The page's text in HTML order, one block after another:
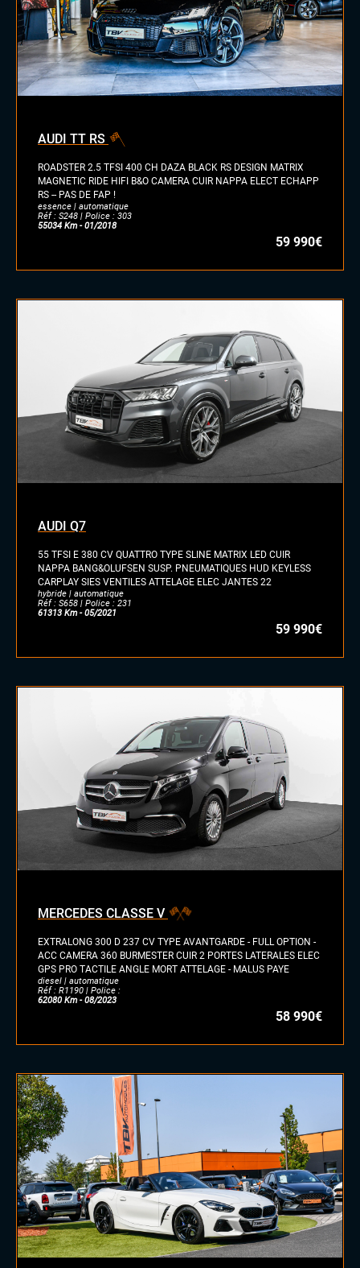
AUDI TT RS
ROADSTER 2.5 TFSI 400 CH DAZA BLACK RS DESIGN MATRIX
MAGNETIC RIDE HIFI B&O CAMERA CUIR NAPPA ELECT ECHAPP
RS -- PAS DE FAP !
essence | automatique
Réf : S248 | Police : 303
55034 Km - 01/2018
59 990€
AUDI Q7
55 TFSI E 380 CV QUATTRO TYPE SLINE MATRIX LED CUIR
NAPPA BANG&OLUFSEN SUSP. PNEUMATIQUES HUD KEYLESS
CARPLAY SIES VENTILES ATTELAGE ELEC JANTES 22
hybride | automatique
Réf : S658 | Police : 231
61313 Km - 05/2021
59 990€
MERCEDES CLASSE V
EXTRALONG 300 D 237 CV TYPE AVANTGARDE - FULL OPTION -
ACC CAMERA 360 BURMESTER CUIR 2 PORTES LATERALES ELEC
GPS PRO TACTILE ANGLE MORT ATTELAGE - MALUS PAYE
diesel | automatique
Réf : R1190 | Police :
62080 Km - 08/2023
58 990€